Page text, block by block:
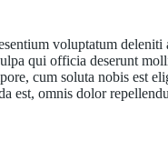
voluptatum deleniti
qui officia deserunt
cum soluta nobis est
est, omnis dolor